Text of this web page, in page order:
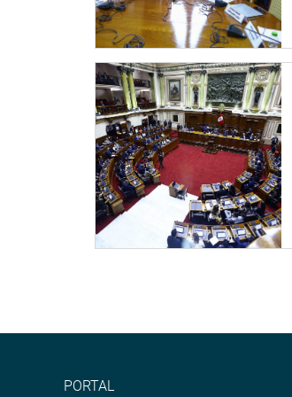
que la empresa sigue siendo
me incluyo, primero es la salud
Para concluir son muchos los
Como dice ese viejo adagio “A
En su intervención el
solamente para este Congreso
escándalo Lavajato que
lamentablemente involucra al
Acá quiero llamar la atención a
de la corrupción. Tenemos que
indispensable, refirió.
De inmediato leyó la portada
PORTAL